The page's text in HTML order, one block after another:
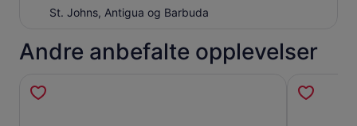
St. Johns, Antigua og Barbuda
Andre anbefalte opplevelser